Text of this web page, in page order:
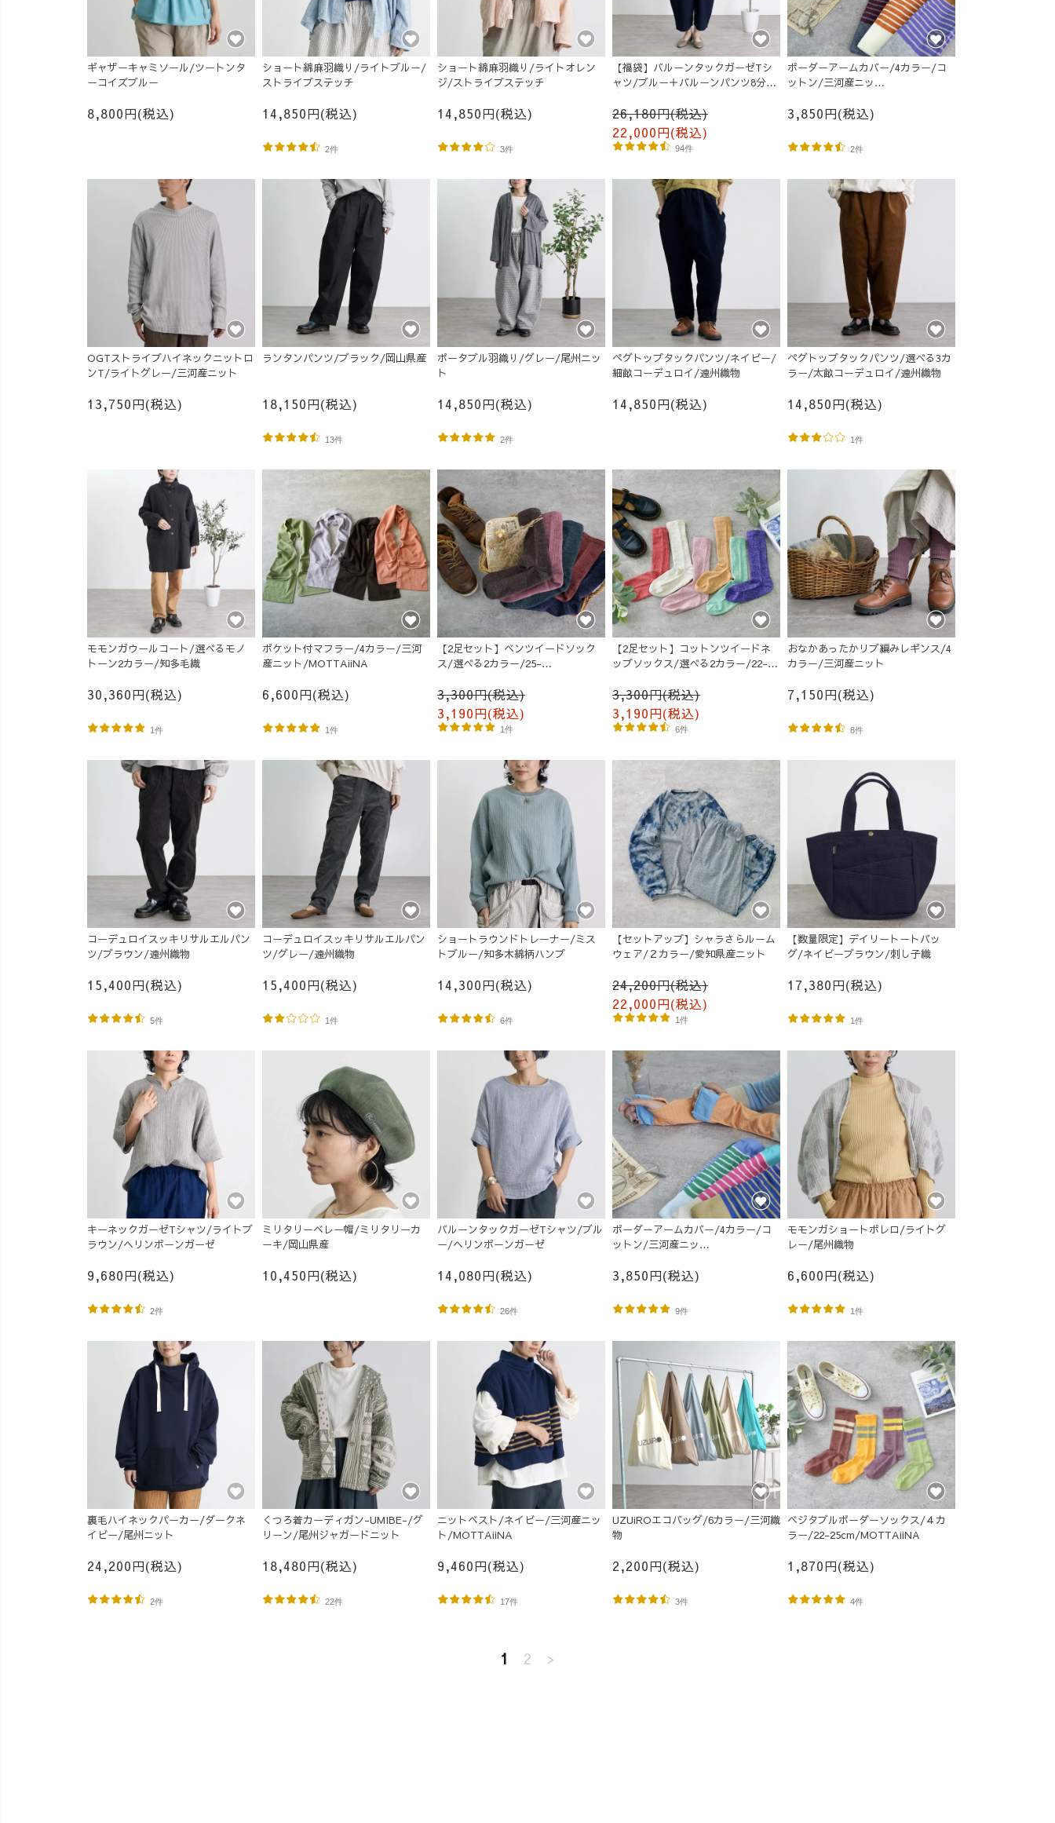
ギャザーキャミソール/ツートンタ
ーコイズブルー
8,800円(税込)
ショート綿麻羽織り/ライトブルー/
ストライプステッチ
14,850円(税込)
2件
ショート綿麻羽織り/ライトオレン
ジ/ストライプステッチ
14,850円(税込)
3件
【福袋】バルーンタックガーゼTシ
ャツ/ブルー＋バルーンパンツ8分
丈/ネイビー
26,180円(税込)
22,000円(税込)
94件
ボーダーアームカバー/4カラー/コ
ットン/三河産ニッ
3,850円(税込)
2件
OGTストライプハイネックニットロ
ンT/ライトグレー/三河産ニット
13,750円(税込)
ランタンパンツ/ブラック/岡山県産
18,150円(税込)
13件
ポータブル羽織り/グレー/尾州ニッ
ト
14,850円(税込)
2件
ペグトップタックパンツ/ネイビー/
細畝コーデュロイ/遠州織物
14,850円(税込)
ペグトップタックパンツ/選べる3カ
ラー/太畝コーデュロイ/遠州織物
14,850円(税込)
1件
モモンガウールコート/選べるモノ
トーン2カラー/知多毛織
30,360円(税込)
1件
ポケット付マフラー/4カラー/三河
産ニット/MOTTAiiNA
6,600円(税込)
1件
【2足セット】ベンツイードソック
ス/選べる2カラー/25-
3,300円(税込)
3,190円(税込)
1件
【2足セット】コットンツイードネ
ップソックス/選べる2カラー/22-
3,300円(税込)
3,190円(税込)
6件
おなかあったかリブ編みレギンス/4
カラー/三河産ニット
7,150円(税込)
8件
コーデュロイスッキリサルエルパン
ツ/ブラウン/遠州織物
15,400円(税込)
5件
コーデュロイスッキリサルエルパン
ツ/グレー/遠州織物
15,400円(税込)
1件
ショートラウンドトレーナー/ミス
トブルー/知多木綿柄ハンプ
14,300円(税込)
6件
【セットアップ】シャラさらルーム
ウェア/２カラー/愛知県産ニット
24,200円(税込)
22,000円(税込)
1件
【数量限定】デイリートートバッ
グ/ネイビーブラウン/刺し子織
17,380円(税込)
1件
キーネックガーゼTシャツ/ライトブ
ラウン/ヘリンボーンガーゼ
9,680円(税込)
2件
ミリタリーベレー帽/ミリタリーカ
ーキ/岡山県産
10,450円(税込)
バルーンタックガーゼTシャツ/ブル
ー/ヘリンボーンガーゼ
14,080円(税込)
26件
ボーダーアームカバー/4カラー/コ
ットン/三河産ニッ
3,850円(税込)
9件
モモンガショートボレロ/ライトグ
レー/尾州織物
6,600円(税込)
1件
裏毛ハイネックパーカー/ダークネ
イビー/尾州ニット
24,200円(税込)
2件
くつろ着カーディガン-UMIBE-/グ
リーン/尾州ジャガードニット
18,480円(税込)
22件
ニットベスト/ネイビー/三河産ニッ
ト/MOTTAiiNA
9,460円(税込)
17件
UZUiROエコバッグ/6カラー/三河織
物
2,200円(税込)
3件
ベジタブルボーダーソックス/４カ
ラー/22-25cm/MOTTAiiNA
1,870円(税込)
4件
1 2 >